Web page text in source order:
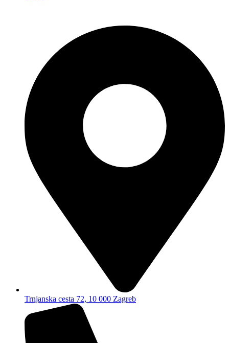
Trnjanska cesta 72, 10 000 Zagreb